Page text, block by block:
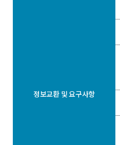
정보교환 및 요구사항